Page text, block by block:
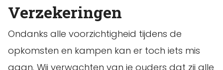
Verzekeringen
Ondanks alle voorzichtigheid tijdens de
opkomsten en kampen kan er toch iets mis
gaan. Wij verwachten van je ouders dat zij alle